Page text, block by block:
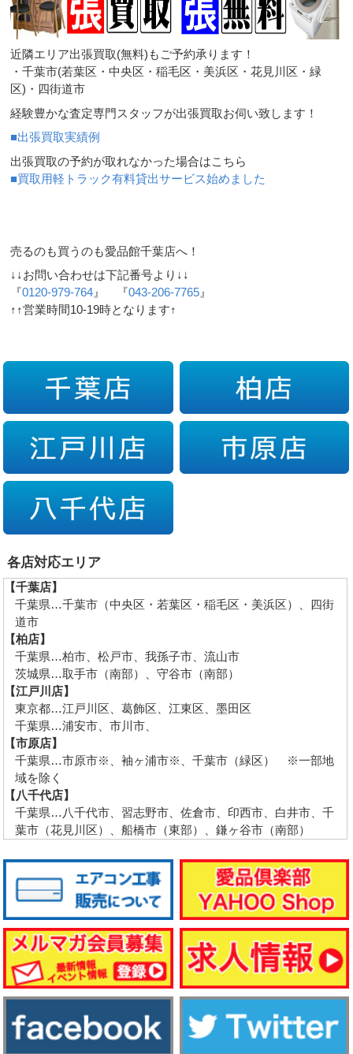
近隣エリア出張買取(無料)もご予約承ります！
・千葉市(若葉区・中央区・稲毛区・美浜区・花見川区・緑
区)・四街道市
経験豊かな査定専門スタッフが出張買取お伺い致します！
■出張買取実績例
出張買取の予約が取れなかった場合はこちら
■買取用軽トラック有料貸出サービス始めました
売るのも買うのも愛品館千葉店へ！
↓↓お問い合わせは下記番号より↓↓
『0120-979-764』 『043-206-7765』
↑↑営業時間10-19時となります↑
各店対応エリア
【千葉店】
千葉県…千葉市（中央区・若葉区・稲毛区・美浜区）、四街
道市
【柏店】
千葉県…柏市、松戸市、我孫子市、流山市
茨城県…取手市（南部）、守谷市（南部）
【江戸川店】
東京都…江戸川区、葛飾区、江東区、墨田区
千葉県…浦安市、市川市、
【市原店】
千葉県…市原市※、袖ヶ浦市※、千葉市（緑区） ※一部地
域を除く
【八千代店】
千葉県…八千代市、習志野市、佐倉市、印西市、白井市、千
葉市（花見川区）、船橋市（東部）、鎌ヶ谷市（南部）